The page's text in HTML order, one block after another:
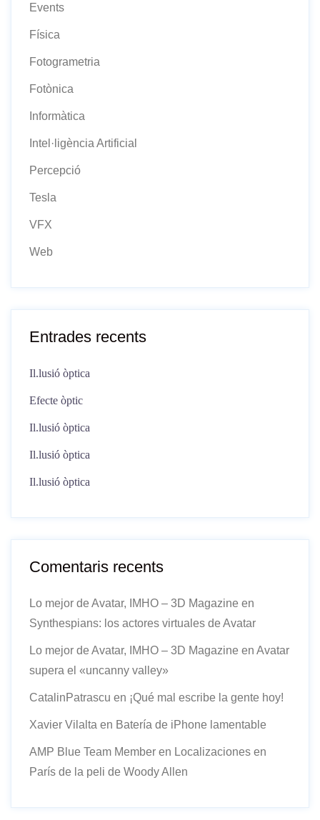
Events
Física
Fotogrametria
Fotònica
Informàtica
Intel·ligència Artificial
Percepció
Tesla
VFX
Web
Entrades recents
Il.lusió òptica
Efecte òptic
Il.lusió òptica
Il.lusió òptica
Il.lusió òptica
Comentaris recents
Lo mejor de Avatar, IMHO – 3D Magazine en
Synthespians: los actores virtuales de Avatar
Lo mejor de Avatar, IMHO – 3D Magazine en Avatar
supera el «uncanny valley»
CatalinPatrascu en ¡Qué mal escribe la gente hoy!
Xavier Vilalta en Batería de iPhone lamentable
AMP Blue Team Member en Localizaciones en
París de la peli de Woody Allen